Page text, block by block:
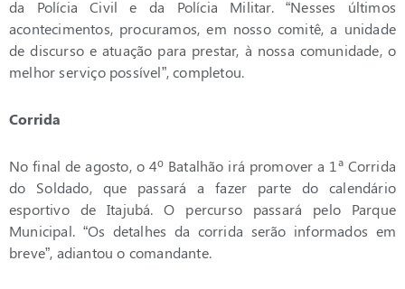
da Polícia Civil e da Polícia Militar. “Nesses últimos
acontecimentos, procuramos, em nosso comitê, a unidade
de discurso e atuação para prestar, à nossa comunidade, o
melhor serviço possível”, completou.
Corrida
No final de agosto, o 4º Batalhão irá promover a 1ª Corrida
do Soldado, que passará a fazer parte do calendário
esportivo de Itajubá. O percurso passará pelo Parque
Municipal. “Os detalhes da corrida serão informados em
breve”, adiantou o comandante.